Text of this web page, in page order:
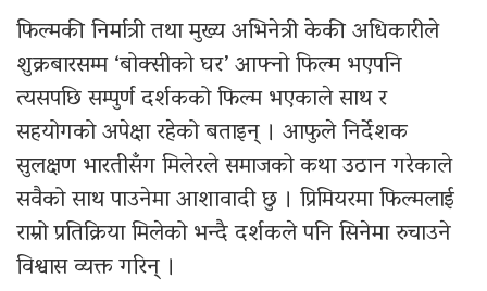
फिल्मकी निर्मात्री तथा मुख्य अभिनेत्री केकी अधिकारीले
शुक्रबारसम्म ‘बोक्सीको घर’ आफ्नो फिल्म भएपनि
त्यसपछि सम्पुर्ण दर्शकको फिल्म भएकाले साथ र
सहयोगको अपेक्षा रहेको बताइन् । आफुले निर्देशक
सुलक्षण भारतीसँग मिलेरले समाजको कथा उठान गरेकाले
सवैको साथ पाउनेमा आशावादी छु । प्रिमियरमा फिल्मलाई
राम्रो प्रतिक्रिया मिलेको भन्दै दर्शकले पनि सिनेमा रुचाउने
विश्वास व्यक्त गरिन् ।